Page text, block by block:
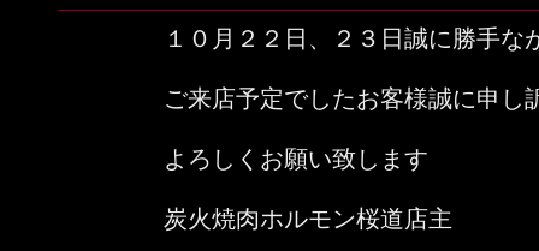
１０月２２日、２３日誠に勝手な
ご来店予定でしたお客様誠に申し
よろしくお願い致します
炭火焼肉ホルモン桜道店主